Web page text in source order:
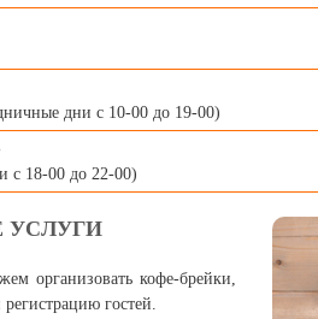
дни с 10-00 до 19-00)
с 18-00 до 22-00)
УСЛУГИ
организовать кофе-брейки,
гостей.